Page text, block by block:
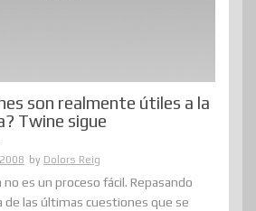
son realmente útiles a la
Twine sigue
by Dolors Reig
es un proceso fácil. Repasando
de las últimas cuestiones que se